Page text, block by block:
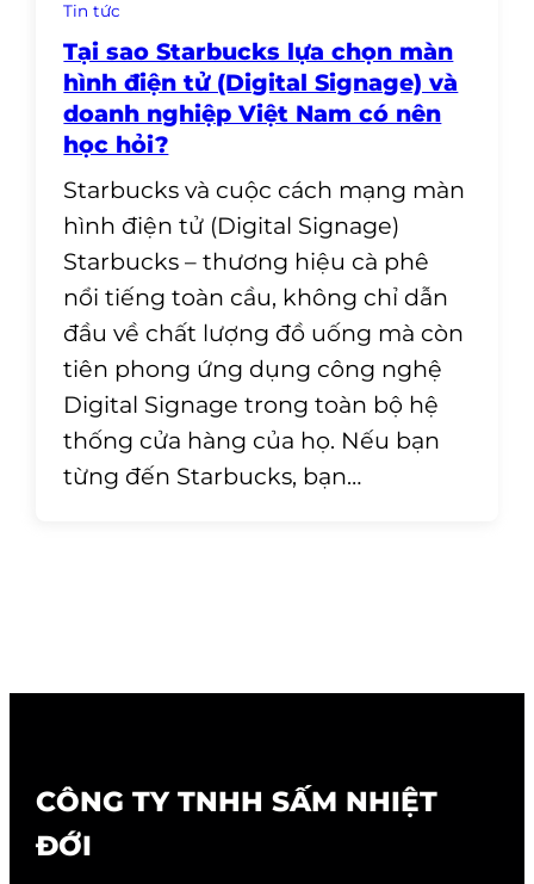
Tin tức
Tại sao Starbucks lựa chọn màn
hình điện tử (Digital Signage) và
doanh nghiệp Việt Nam có nên
học hỏi?
Starbucks và cuộc cách mạng màn
hình điện tử (Digital Signage)
Starbucks – thương hiệu cà phê
nổi tiếng toàn cầu, không chỉ dẫn
đầu về chất lượng đồ uống mà còn
tiên phong ứng dụng công nghệ
Digital Signage trong toàn bộ hệ
thống cửa hàng của họ. Nếu bạn
từng đến Starbucks, bạn…
CÔNG TY TNHH SẤM NHIỆT
ĐỚI